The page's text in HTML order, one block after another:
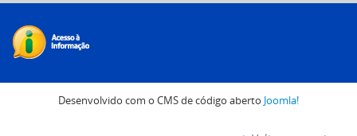
Desenvolvido com o CMS de código aberto Joomla!